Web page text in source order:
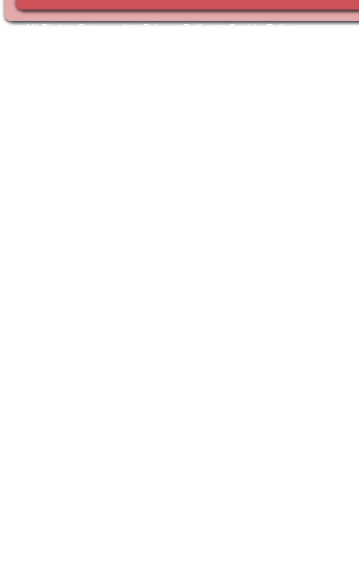
All Rights Reserved. -Privacy Policy-Cookie Policy